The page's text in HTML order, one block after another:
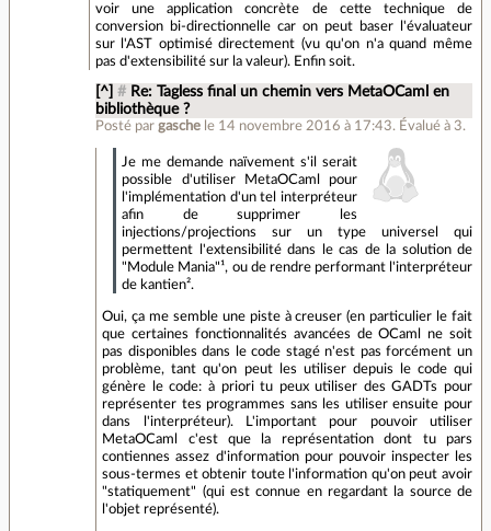
voir une application concrète de cette technique de
conversion bi-directionnelle car on peut baser l'évaluateur
sur l'AST optimisé directement (vu qu'on n'a quand même
pas d'extensibilité sur la valeur). Enfin soit.
[^] # Re: Tagless final un chemin vers MetaOCaml en
bibliothèque ?
Posté pargasche le 14 novembre 2016 à 17:43. Évalué à 3.
Je me demande naïvement s'il serait
possible d'utiliser MetaOCaml pour
l'implémentation d'un tel interpréteur
afin de supprimer les
injections/projections sur un type universel qui
permettent l'extensibilité dans le cas de la solution de
"Module Mania"¹, ou de rendre performant l'interpréteur
de kantien².
Oui, ça me semble une piste à creuser (en particulier le fait
que certaines fonctionnalités avancées de OCaml ne soit
pas disponibles dans le code stagé n'est pas forcément un
problème, tant qu'on peut les utiliser depuis le code qui
génère le code: à priori tu peux utiliser des GADTs pour
représenter tes programmes sans les utiliser ensuite pour
dans l'interpréteur). L'important pour pouvoir utiliser
MetaOCaml c'est que la représentation dont tu pars
contiennes assez d'information pour pouvoir inspecter les
sous-termes et obtenir toute l'information qu'on peut avoir
"statiquement" (qui est connue en regardant la source de
l'objet représenté).